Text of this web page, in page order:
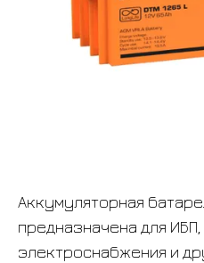
Аккумуляторная
предназначена для
электроснабжения и